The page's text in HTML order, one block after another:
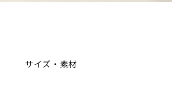
サイズ・素材